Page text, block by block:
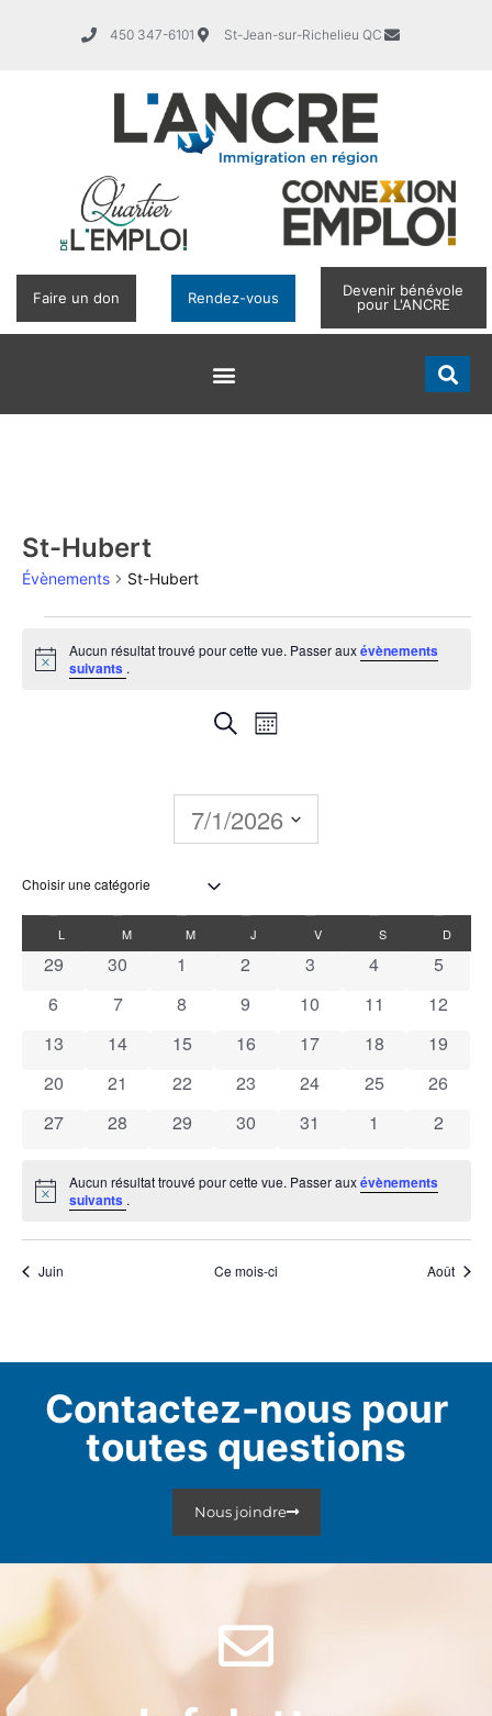
450 347-6101 St-Jean-sur-Richelieu QC
Faire un don Rendez-vous
Devenir bénévole
pour L'ANCRE
St-Hubert
Évènements St-Hubert
Notice
Aucun résultat trouvé pour cette vue. Passer auxévènements
suivants .
Recherche
navigation
vues
Évènements
RechercheNavigation
vues
Évènement
Mois
7/1/2026
Sélectionnez
une
date.Calendrier
de
Évènements
L M M J V S D
0 évènements
29 0 évènements
30 0 évènements
1 0 évènements
2 0 évènements
3 0 évènements
4 0
5
0 évènements
6 0 évènements
7 0 évènements
8 0 évènements
9 0 évènements
10 0 évènements
11 0
12
0 évènements
13 0 évènements
14 0 évènements
15 0 évènements
16 0 évènements
17 0 évènements
18 0
19
0 évènements
20 0 évènements
21 0 évènements
22 0 évènements
23 0 évènements
24 0 évènements
25 0
26
0 évènements
27 0 évènements
28 0 évènements
29 0 évènements
30 0 évènements
31 0 évènements
1 0
2
Notice
Aucun résultat trouvé pour cette vue. Passer auxévènements
suivants .
Juin Ce mois-ci Août
Contactez-nous pour
toutes questions
Nous joindre